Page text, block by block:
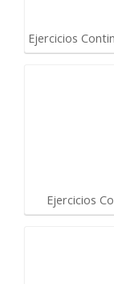
Ejercicios
Ejercicios